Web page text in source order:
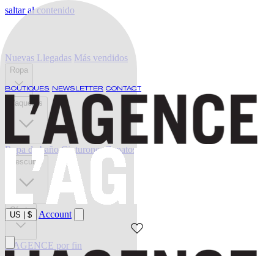
saltar al contenido
BOUTIQUES NEWSLETTER CONTACT
US $ Account
Nuevas Llegadas Más vendidos
Ropa
Vaqueros
Ropa de baño Cinturones Zapatos
Descubrir
Oferta
L'AGENCE por fin